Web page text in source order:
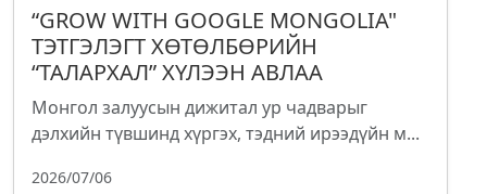
“GROW WITH GOOGLE MONGOLIA"
ТЭТГЭЛЭГТ ХӨТӨЛБӨРИЙН
“ТАЛАРХАЛ” ХҮЛЭЭН АВЛАА
Монгол залуусын дижитал ур чадварыг
дэлхийн түвшинд хүргэх, тэдний ирээдүйн м...
2026/07/06